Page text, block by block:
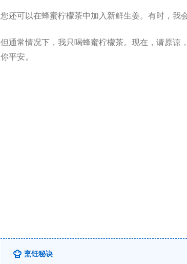
您还可以在蜂蜜柠檬茶中加入新鲜生姜。有时，我
但通常情况下，我只喝蜂蜜柠檬茶。现在，请原谅
你平安。
烹饪秘诀